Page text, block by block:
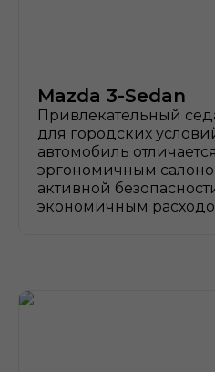
Mazda 3-Sedan
Привлекательный
для городских
автомобиль
эргономичным
активной
экономичным